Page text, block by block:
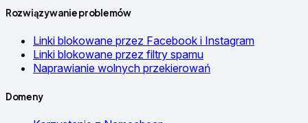
Rozwiązywanie problemów
Linki blokowane przez Facebook i Instagram
Linki blokowane przez filtry spamu
Naprawianie wolnych przekierowań
Domeny